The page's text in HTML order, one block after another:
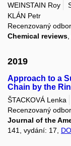
WEINSTAIN Roy
KLÁN Petr
Recenzovaný
Chemical reviews
2019
Approach to a
Chain by the
ŠTACKOVÁ Lenka
Recenzovaný
Journal of the
141, vydání: 17,